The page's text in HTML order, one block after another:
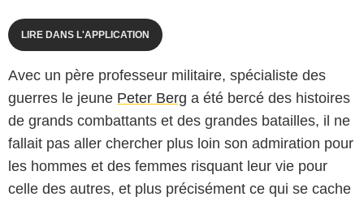
LIRE DANS L'APPLICATION
Avec un père professeur militaire, spécialiste des
guerres le jeune Peter Berg a été bercé des histoires
de grands combattants et des grandes batailles, il ne
fallait pas aller chercher plus loin son admiration pour
les hommes et des femmes risquant leur vie pour
celle des autres, et plus précisément ce qui se cache